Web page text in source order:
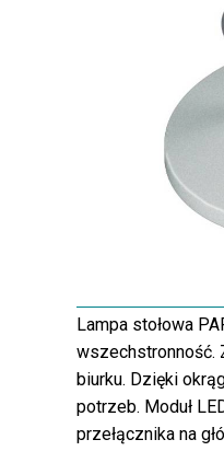
Lampa stołowa
wszechstronność.
biurku. Dzięki
potrzeb. Moduł
przełącznika na